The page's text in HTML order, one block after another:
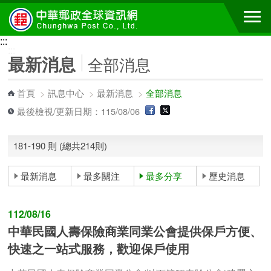
跳到主要內容區塊
:::
最新消息 全部消息
首頁 >訊息中心 >最新消息 >全部消息
最後檢視/更新日期：115/08/06
181-190 則 (總共214則)
最新消息 最多關注 最多分享 歷史消息
112/08/16
中華民國人壽保險商業同業公會提供保戶方便、
快速之一站式服務，歡迎保戶使用